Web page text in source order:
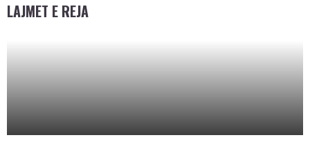
LAJMET E REJA